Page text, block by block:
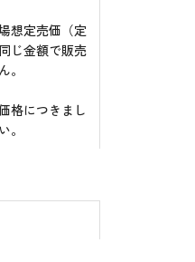
想定売価（定
じ金額で販売
。
格につきまし
。